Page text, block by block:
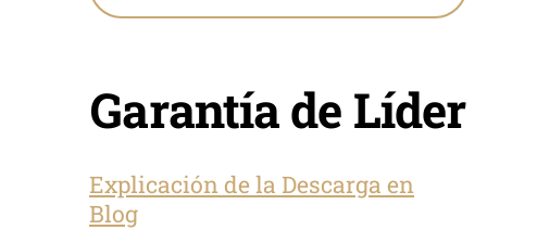
Garantía de Líder
Explicación de la Descarga en
Blog